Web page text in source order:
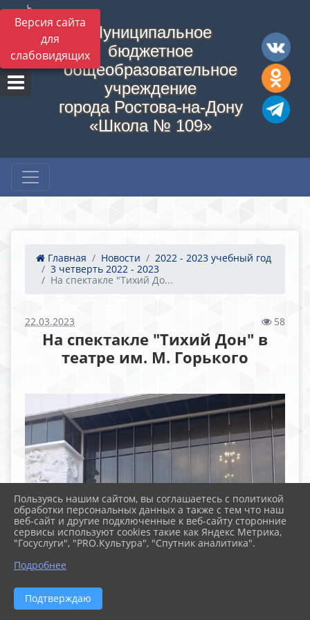
Версия сайта
для
слабовидящих
Муниципальное
бюджетное
общеобразовательное
учреждение
города Ростова-на-Дону
«Школа № 109»
Главная Новости
2022 - 2023 учебный год
3 четверть 2022 - 2023
На спектакле "Тихий До...
22.03.2023 58
На спектакле "Тихий Дон" в
театре им. М. Горького
Пользуясь нашим сайтом, вы соглашаетесь с политикой
обработки персональных данных а также с тем что наш
веб-сайт и другие подключенные к веб-сайту сторонние
сервисы используют cookies такие как Яндекс Метрика,
"Госуслуги", "PRO.Культура", "Спутник аналитика".
Подробнее
Подтверждаю